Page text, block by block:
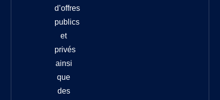
d’offres
publics
et
privés
ainsi
que
des